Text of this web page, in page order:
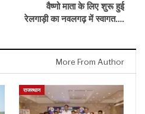
वैष्णो माता के लिए शुरू हुई
रेलगाड़ी का नवलगढ़ में स्वागत….
More From Author
राजस्थान